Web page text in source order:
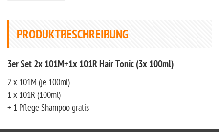
PRODUKTBESCHREIBUNG
3er Set 2x 101M+1x 101R Hair Tonic (3x 100ml)
2 x 101M (je 100ml)
1 x 101R (100ml)
+ 1 Pflege Shampoo gratis